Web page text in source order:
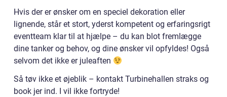
Hvis der er ønsker om en speciel dekoration eller
lignende, står et stort, yderst kompetent og erfaringsrigt
eventteam klar til at hjælpe – du kan blot fremlægge
dine tanker og behov, og dine ønsker vil opfyldes! Også
selvom det ikke er juleaften
Så tøv ikke et øjeblik – kontakt Turbinehallen straks og
book jer ind. I vil ikke fortryde!